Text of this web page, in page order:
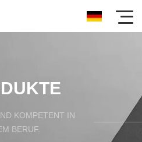
KOMPETENT IN
BERUF.